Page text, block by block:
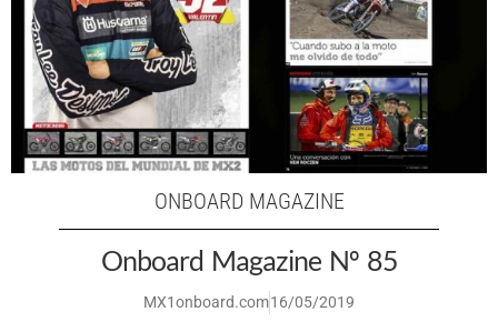
ONBOARD MAGAZINE
Onboard Magazine Nº 85
MX1onboard.com16/05/2019